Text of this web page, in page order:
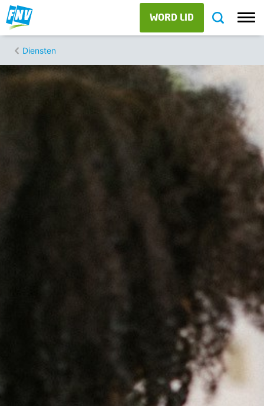
WORD LID
Diensten